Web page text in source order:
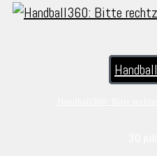
Handball